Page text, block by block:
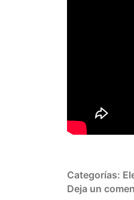
Categorías:
Deja un